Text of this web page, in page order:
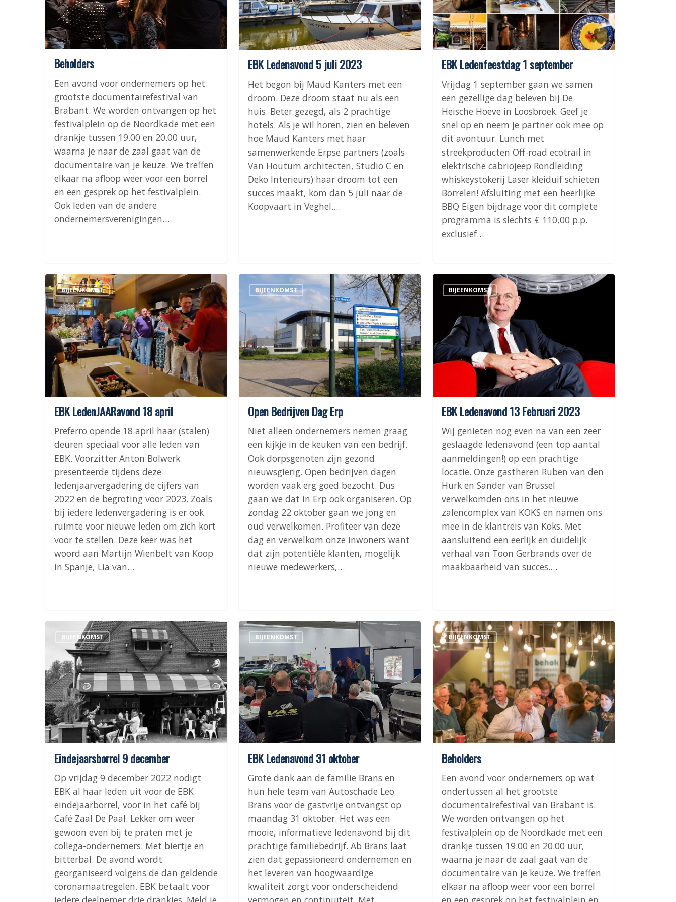
Beholders
Een avond voor ondernemers op het
grootste documentairefestival van
Brabant. We worden ontvangen op het
festivalplein op de Noordkade met een
drankje tussen 19.00 en 20.00 uur,
waarna je naar de zaal gaat van de
documentaire van je keuze. We treffen
elkaar na afloop weer voor een borrel
en een gesprek op het festivalplein.
Ook leden van de andere
ondernemersverenigingen…
EBK Ledenavond 5 juli 2023
Het begon bij Maud Kanters met een
droom. Deze droom staat nu als een
huis. Beter gezegd, als 2 prachtige
hotels. Als je wil horen, zien en beleven
hoe Maud Kanters met haar
samenwerkende Erpse partners (zoals
Van Houtum architecten, Studio C en
Deko Interieurs) haar droom tot een
succes maakt, kom dan 5 juli naar de
Koopvaart in Veghel.…
EBK Ledenfeestdag 1 september
Vrijdag 1 september gaan we samen
een gezellige dag beleven bij De
Heische Hoeve in Loosbroek. Geef je
snel op en neem je partner ook mee op
dit avontuur. Lunch met
streekproducten Off-road ecotrail in
elektrische cabriojeep Rondleiding
whiskeystokerij Laser kleiduif schieten
Borrelen! Afsluiting met een heerlijke
BBQ Eigen bijdrage voor dit complete
programma is slechts € 110,00 p.p.
exclusief…
EBK
LedenJAARavond
18
april
BIJEENKOMST
EBK LedenJAARavond 18 april
Preferro opende 18 april haar (stalen)
deuren speciaal voor alle leden van
EBK. Voorzitter Anton Bolwerk
presenteerde tijdens deze
ledenjaarvergadering de cijfers van
2022 en de begroting voor 2023. Zoals
bij iedere ledenvergadering is er ook
ruimte voor nieuwe leden om zich kort
voor te stellen. Deze keer was het
woord aan Martijn Wienbelt van Koop
in Spanje, Lia van…
Bedrijven
Dag
BIJEENKOMST
Open Bedrijven Dag Erp
Niet alleen ondernemers nemen graag
een kijkje in de keuken van een bedrijf.
Ook dorpsgenoten zijn gezond
nieuwsgierig. Open bedrijven dagen
worden vaak erg goed bezocht. Dus
gaan we dat in Erp ook organiseren. Op
zondag 22 oktober gaan we jong en
oud verwelkomen. Profiteer van deze
dag en verwelkom onze inwoners want
dat zijn potentiële klanten, mogelijk
nieuwe medewerkers,…
Ledenavond
Februari
2023
BIJEENKOMST
EBK Ledenavond 13 Februari 2023
Wij genieten nog even na van een zeer
geslaagde ledenavond (een top aantal
aanmeldingen!) op een prachtige
locatie. Onze gastheren Ruben van den
Hurk en Sander van Brussel
verwelkomden ons in het nieuwe
zalencomplex van KOKS en namen ons
mee in de klantreis van Koks. Met
aansluitend een eerlijk en duidelijk
verhaal van Toon Gerbrands over de
maakbaarheid van succes.…
Eindejaarsborrel
december
BIJEENKOMST
Eindejaarsborrel 9 december
Op vrijdag 9 december 2022 nodigt
EBK al haar leden uit voor de EBK
eindejaarborrel, voor in het café bij
Café Zaal De Paal. Lekker om weer
gewoon even bij te praten met je
collega-ondernemers. Met biertje en
bitterbal. De avond wordt
georganiseerd volgens de dan geldende
coronamaatregelen. EBK betaalt voor
EBK
Ledenavond
31
oktober
BIJEENKOMST
EBK Ledenavond 31 oktober
Grote dank aan de familie Brans en
hun hele team van Autoschade Leo
Brans voor de gastvrije ontvangst op
maandag 31 oktober. Het was een
mooie, informatieve ledenavond bij dit
prachtige familiebedrijf. Ab Brans laat
zien dat gepassioneerd ondernemen en
het leveren van hoogwaardige
kwaliteit zorgt voor onderscheidend
Beholders
BIJEENKOMST
Beholders
Een avond voor ondernemers op wat
ondertussen al het grootste
documentairefestival van Brabant is.
We worden ontvangen op het
festivalplein op de Noordkade met een
drankje tussen 19.00 en 20.00 uur,
waarna je naar de zaal gaat van de
documentaire van je keuze. We treffen
elkaar na afloop weer voor een borrel